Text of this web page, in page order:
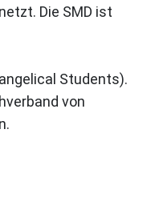
Die SMD ist
Students).
von